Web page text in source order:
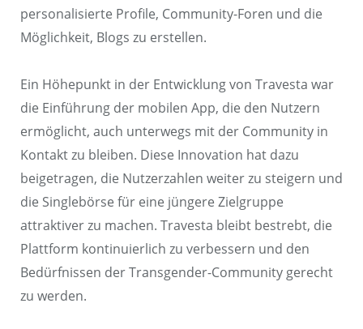
personalisierte Profile, Community-Foren und die
Möglichkeit, Blogs zu erstellen.
Ein Höhepunkt in der Entwicklung von Travesta war
die Einführung der mobilen App, die den Nutzern
ermöglicht, auch unterwegs mit der Community in
Kontakt zu bleiben. Diese Innovation hat dazu
beigetragen, die Nutzerzahlen weiter zu steigern und
die Singlebörse für eine jüngere Zielgruppe
attraktiver zu machen. Travesta bleibt bestrebt, die
Plattform kontinuierlich zu verbessern und den
Bedürfnissen der Transgender-Community gerecht
zu werden.